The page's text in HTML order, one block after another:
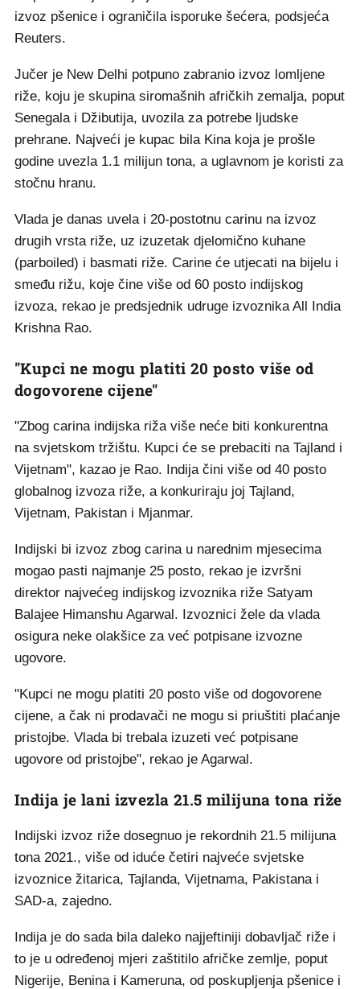
izvoz pšenice i ograničila isporuke šećera, podsjeća
Reuters.
Jučer je New Delhi potpuno zabranio izvoz lomljene
riže, koju je skupina siromašnih afričkih zemalja, poput
Senegala i Džibutija, uvozila za potrebe ljudske
prehrane. Najveći je kupac bila Kina koja je prošle
godine uvezla 1.1 milijun tona, a uglavnom je koristi za
stočnu hranu.
Vlada je danas uvela i 20-postotnu carinu na izvoz
drugih vrsta riže, uz izuzetak djelomično kuhane
(parboiled) i basmati riže. Carine će utjecati na bijelu i
smeđu rižu, koje čine više od 60 posto indijskog
izvoza, rekao je predsjednik udruge izvoznika All India
Krishna Rao.
"Kupci ne mogu platiti 20 posto više od
dogovorene cijene"
"Zbog carina indijska riža više neće biti konkurentna
na svjetskom tržištu. Kupci će se prebaciti na Tajland i
Vijetnam", kazao je Rao. Indija čini više od 40 posto
globalnog izvoza riže, a konkuriraju joj Tajland,
Vijetnam, Pakistan i Mjanmar.
Indijski bi izvoz zbog carina u narednim mjesecima
mogao pasti najmanje 25 posto, rekao je izvršni
direktor najvećeg indijskog izvoznika riže Satyam
Balajee Himanshu Agarwal. Izvoznici žele da vlada
osigura neke olakšice za već potpisane izvozne
ugovore.
"Kupci ne mogu platiti 20 posto više od dogovorene
cijene, a čak ni prodavači ne mogu si priuštiti plaćanje
pristojbe. Vlada bi trebala izuzeti već potpisane
ugovore od pristojbe", rekao je Agarwal.
Indija je lani izvezla 21.5 milijuna tona riže
Indijski izvoz riže dosegnuo je rekordnih 21.5 milijuna
tona 2021., više od iduće četiri najveće svjetske
izvoznice žitarica, Tajlanda, Vijetnama, Pakistana i
SAD-a, zajedno.
Indija je do sada bila daleko najjeftiniji dobavljač riže i
to je u određenoj mjeri zaštitilo afričke zemlje, poput
Nigerije, Benina i Kameruna, od poskupljenja pšenice i